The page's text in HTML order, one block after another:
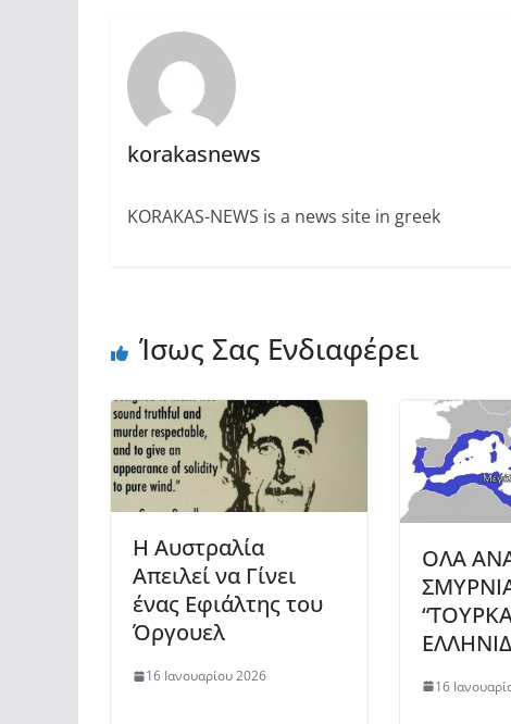
korakasnews
KORAKAS-NEWS is a news site in greek
Ίσως Σας Ενδιαφέρει
Η Αυστραλία
Απειλεί να Γίνει
ένας Εφιάλτης του
Όργουελ
16 Ιανουαρίου 2026
ΟΛΑ
16